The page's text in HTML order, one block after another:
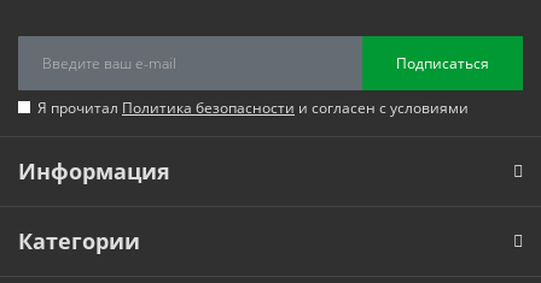
Подписаться
Я прочитал Политика безопасности и согласен с условиями
Информация
Категории